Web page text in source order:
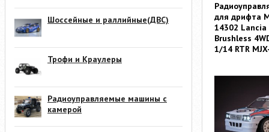
Шоссейные и раллийные(ДВС)
Трофи и Краулеры
Радиоуправляемые машины с
камерой
для дрифта
14302
Brushless
1/14 RTR